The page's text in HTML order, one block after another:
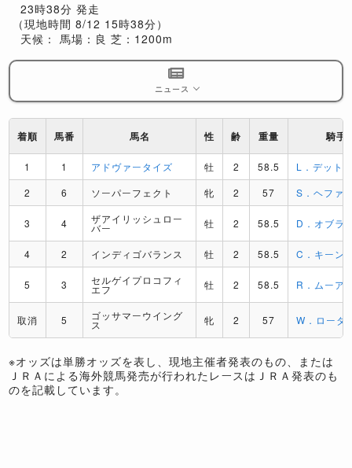
23時38分 発走
（現地時間 8/12 15時38分）
天候：
馬場：良 芝：1200m
ニュース
着順 馬番 馬名 性 齢 重量 騎手
1 1 アドヴァータイズ 牡 2 58.5
L．デット
2
6 ソーパーフェクト 牝 2 57 S．ヘファ
3 4 ザアイリッシュロー
バー 牡 2 58.5 D．オブラ
4 2 インディゴバランス 牡 2 58.5 C．キーン
5 3 セルゲイプロコフィ
エフ 牡 2 58.5 R．ムーア
取消 5 ゴッサマーウイング
ス 牝 2 57 W．ローダ
※オッズは単勝オッズを表し、現地主催者発表のもの、または
ＪＲＡによる海外競馬発売が行われたレースはＪＲＡ発表のも
のを記載しています。